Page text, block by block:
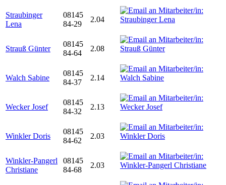
Straubinger
Lena
08145
84-29
2.04
Strauß Günter
08145
84-64
2.08
Walch Sabine
08145
84-37
2.14
Wecker Josef
08145
84-32
2.13
Winkler Doris
08145
84-62
2.03
Winkler-Pangerl
Christiane
08145
84-68
2.03